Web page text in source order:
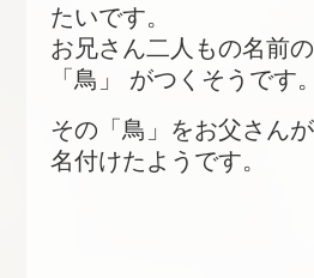
たいです。
お兄さん二人もの名前
「鳥」 がつくそうです。
その「鳥」をお父さん
名付けたようです。